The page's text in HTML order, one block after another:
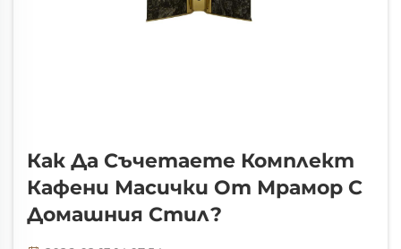
Как Да Съчетаете Комплект
Кафени Масички От Мрамор С
Домашния Стил?